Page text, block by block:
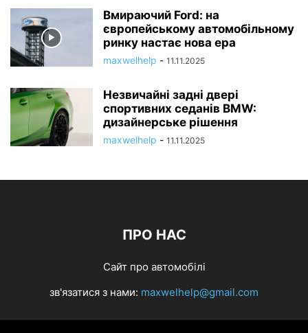
Вмираючий Ford: на
європейському автомобільному
ринку настає нова ера
maxwelhelp - 11.11.2025
Незвичайні задні двері
спортивних седанів BMW:
дизайнерське рішення
maxwelhelp - 11.11.2025
ПРО НАС
Сайт про автомобілі
зв'язатися з нами: maxwelhelp@gmail.com